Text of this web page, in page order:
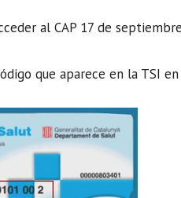
al CAP 17 de
que aparece en la TSI